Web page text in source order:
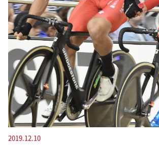
2019.12.10